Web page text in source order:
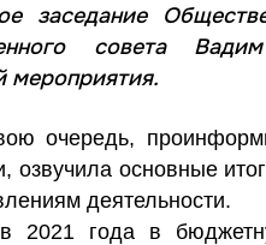
заседание
совета
мероприятия.
очередь,
озвучила основные
деятельности.
2021 года в